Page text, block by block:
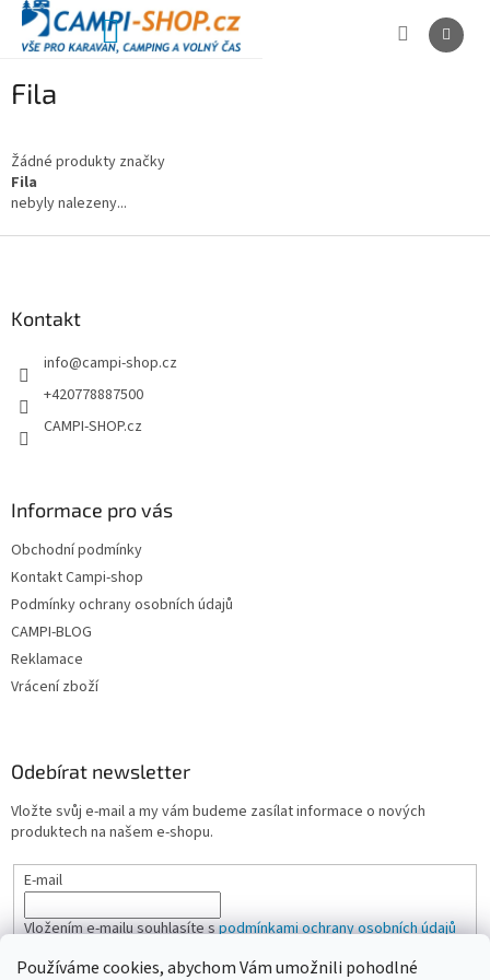
Používáme cookies, abychom Vám umožnili pohodlné
Přejít
obsah
NÁKUPNÍ
Fila
Žádné produkty značky
Fila
nebyly nalezeny...
Kontakt
info@campi-shop.cz
+420778887500
CAMPI-SHOP.cz
Informace pro vás
Obchodní podmínky
Kontakt Campi-shop
Podmínky ochrany osobních údajů
CAMPI-BLOG
Reklamace
Vrácení zboží
Odebírat newsletter
Vložte svůj e-mail a my vám budeme zasílat informace o nových
produktech na našem e-shopu.
E-mail
Vložením e-mailu souhlasíte spodmínkami ochrany osobních údajů